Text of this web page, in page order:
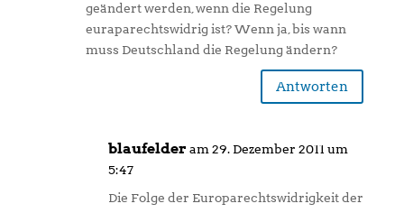
geändert werden, wenn die Regelung
euraparechtswidrig ist? Wenn ja, bis wann
muss Deutschland die Regelung ändern?
Antworten
blaufelder am 29. Dezember 2011 um
5:47
Die Folge der Europarechtswidrigkeit der